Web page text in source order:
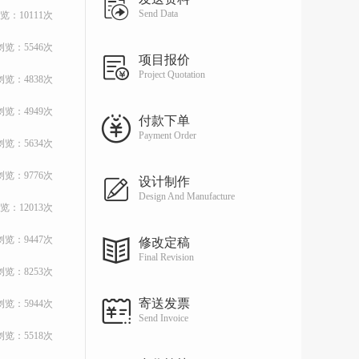
：10111次
览：5546次
览：4838次
览：4949次
览：5634次
览：9776次
：12013次
览：9447次
览：8253次
览：5944次
览：5518次
Send Data
项目报价
Project Quotation
付款下单
Payment Order
设计制作
Design And Manufacture
修改定稿
Final Revision
寄送发票
Send Invoice